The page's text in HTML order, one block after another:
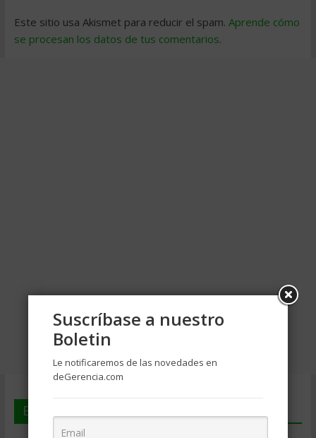
Este sitio usa Akismet para reducir el spam. Aprende cómo
se procesan los datos de tus comentarios.
En deGerencia.com
Suscríbase a nuestro
Boletin
Le notificaremos de las novedades en
deGerencia.com